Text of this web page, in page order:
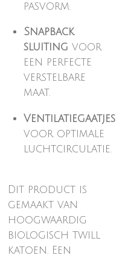
pasvorm.
Snapback
sluiting voor
een perfecte
verstelbare
maat.
Ventilatiegaatjes
voor optimale
luchtcirculatie.
Dit product is
gemaakt van
hoogwaardig
biologisch twill
katoen. Een